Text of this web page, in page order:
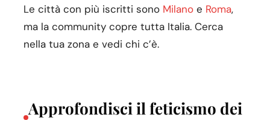
Le città con più iscritti sono Milanoe Roma,
ma la community copre tutta Italia. Cerca
nella tua zona e vedi chi c’è.
Approfondisci il feticismo dei